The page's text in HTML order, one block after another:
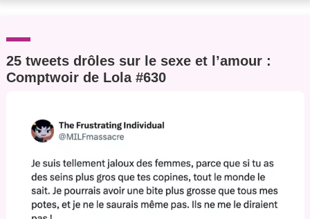
25 tweets drôles sur le sexe et l’amour :
Comptwoir de Lola #630